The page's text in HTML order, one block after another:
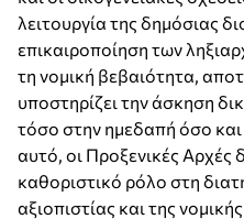
λειτουργία της δημόσιας
επικαιροποίηση των
τη νομική βεβαιότητα,
υποστηρίζει την άσκηση
τόσο στην ημεδαπή όσο
αυτό, οι Προξενικές Αρχές
καθοριστικό ρόλο στη
αξιοπιστίας και της